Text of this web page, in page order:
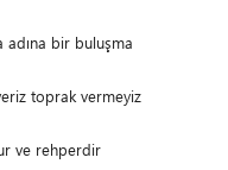
adına bir buluşma
toprak vermeyiz
ve rehperdir